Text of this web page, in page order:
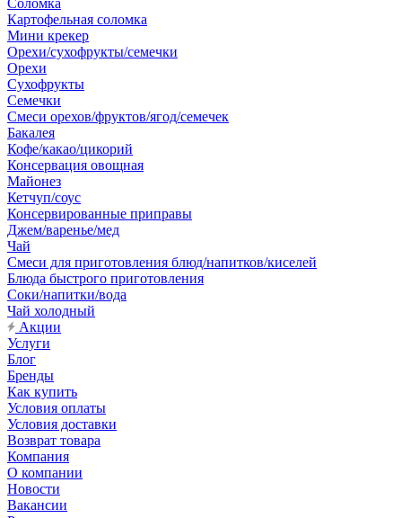
Соломка
Картофельная соломка
Мини крекер
Орехи/сухофрукты/семечки
Орехи
Сухофрукты
Семечки
Смеси орехов/фруктов/ягод/семечек
Бакалея
Кофе/какао/цикорий
Консервация овощная
Майонез
Кетчуп/соус
Консервированные приправы
Джем/варенье/мед
Чай
Смеси для приготовления блюд/напитков/киселей
Блюда быстрого приготовления
Соки/напитки/вода
Чай холодный
Акции
Услуги
Блог
Бренды
Как купить
Условия оплаты
Условия доставки
Возврат товара
Компания
О компании
Новости
Вакансии